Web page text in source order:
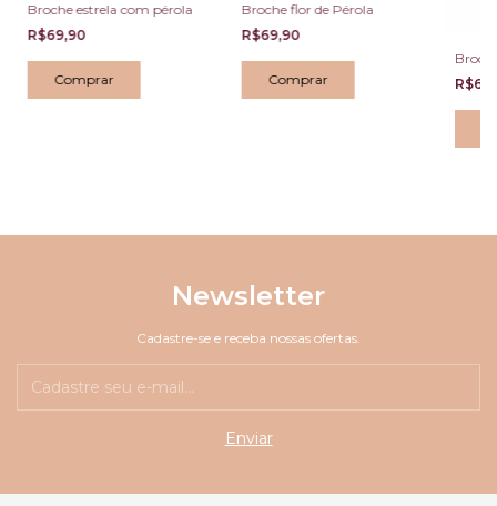
Broche estrela com pérola
R$69,90
Broche flor de Pérola
R$69,90
Newsletter
Cadastre-se e receba nossas ofertas.